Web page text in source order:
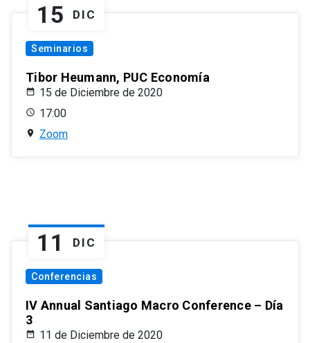
15 DIC
Seminarios
Tibor Heumann, PUC Economía
15 de Diciembre de 2020
17:00
Zoom
11 DIC
Conferencias
IV Annual Santiago Macro Conference – Día
3
11 de Diciembre de 2020